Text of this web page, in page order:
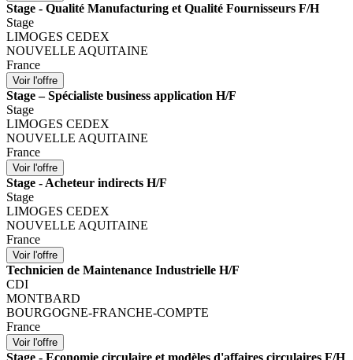
Stage - Qualité Manufacturing et Qualité Fournisseurs F/H
Stage
LIMOGES CEDEX
NOUVELLE AQUITAINE
France
Stage – Spécialiste business application H/F
Stage
LIMOGES CEDEX
NOUVELLE AQUITAINE
France
Stage - Acheteur indirects H/F
Stage
LIMOGES CEDEX
NOUVELLE AQUITAINE
France
Technicien de Maintenance Industrielle H/F
CDI
MONTBARD
BOURGOGNE-FRANCHE-COMPTE
France
Stage - Economie circulaire et modèles d'affaires circulaires F/H